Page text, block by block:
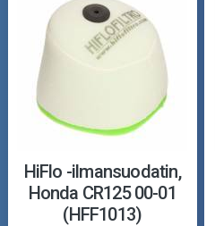
HiFlo -ilmansuodatin,
Honda CR125 00-01
(HFF1013)